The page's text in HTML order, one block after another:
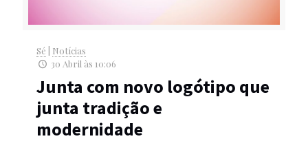
Sé
Notícias
30 Abril às 10:06
Junta com novo logótipo que
junta tradição e
modernidade